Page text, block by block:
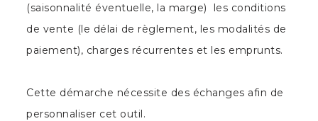
(saisonnalité éventuelle, la marge) les conditions
de vente (le délai de règlement, les modalités de
paiement), charges récurrentes et les emprunts.
Cette démarche nécessite des échanges afin de
personnaliser cet outil.